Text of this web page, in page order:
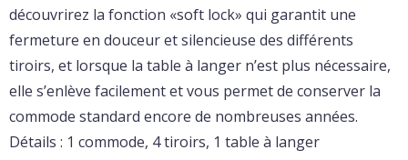
découvrirez la fonction «soft lock» qui garantit une
fermeture en douceur et silencieuse des différents
tiroirs, et lorsque la table à langer n’est plus nécessaire,
elle s’enlève facilement et vous permet de conserver la
commode standard encore de nombreuses années.
Détails : 1 commode, 4 tiroirs, 1 table à langer